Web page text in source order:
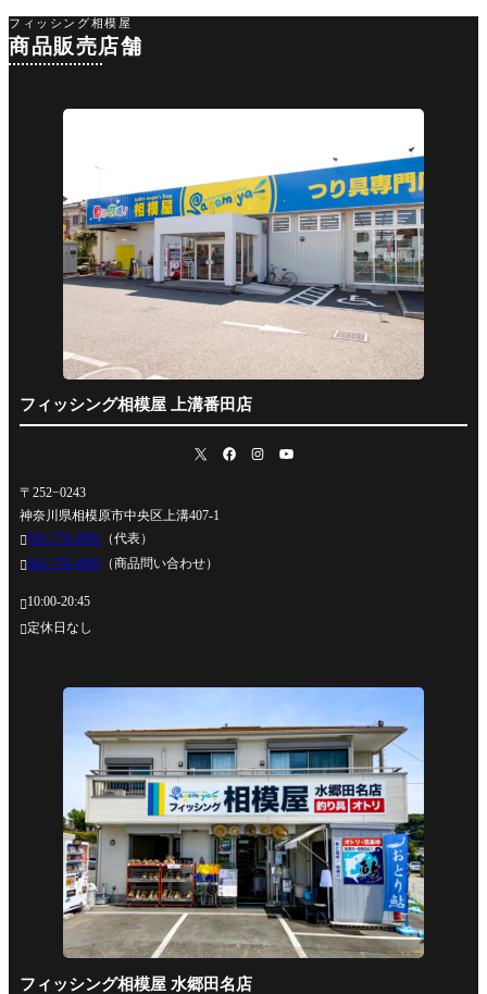
フィッシング相模屋
商品販売店舗
フィッシング相模屋 上溝番田店
〒252−0243
神奈川県相模原市中央区上溝407-1
042-778-4991
（代表）
042-778-4995 （商品問い合わせ）
10:00-20:45
定休日なし
フィッシング相模屋 水郷田名店